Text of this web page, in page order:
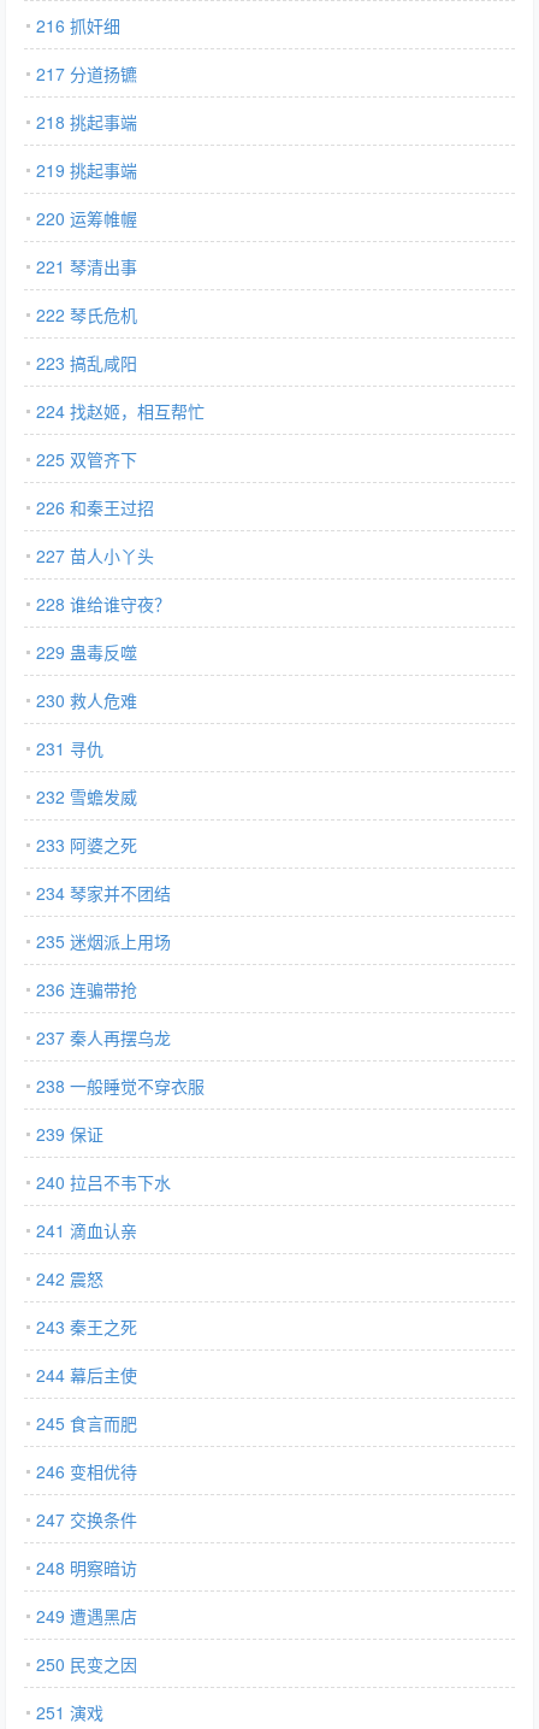
216 抓奸细
217 分道扬镳
218 挑起事端
219 挑起事端
220 运筹帷幄
221 琴清出事
222 琴氏危机
223 搞乱咸阳
224 找赵姬，相互帮忙
225 双管齐下
226 和秦王过招
227 苗人小丫头
228 谁给谁守夜？
229 蛊毒反噬
230 救人危难
231 寻仇
232 雪蟾发威
233 阿婆之死
234 琴家并不团结
235 迷烟派上用场
236 连骗带抢
237 秦人再摆乌龙
238 一般睡觉不穿衣服
239 保证
240 拉吕不韦下水
241 滴血认亲
242 震怒
243 秦王之死
244 幕后主使
245 食言而肥
246 变相优待
247 交换条件
248 明察暗访
249 遭遇黑店
250 民变之因
251 演戏